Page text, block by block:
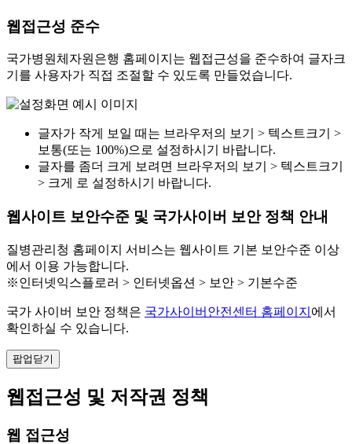
웹접근성 준수
국가병원체자원은행 홈페이지는 웹접근성을 준수하여 글자크
기를 사용자가 직접 조절할 수 있도록 만들었습니다.
글자가 작게 보일 때는 브라우저의 보기 > 텍스트크기 >
보통(또는 100%)으로 설정하시기 바랍니다.
글자를 좀더 크게 보려면 브라우저의 보기 > 텍스트크기
> 크게 로 설정하시기 바랍니다.
웹사이트 보안수준 및 국가사이버 보안 정책 안내
질병관리청 홈페이지 서비스는 웹사이트 기본 보안수준 이상
에서 이용 가능합니다.
※인터넷익스플로러 > 인터넷옵션 > 보안 > 기본수준
국가 사이버 보안 정책은 국가사이버안전센터 홈페이지 에서
확인하실 수 있습니다.
팝업닫기
웹접근성 및 저작권 정책
웹 접근성